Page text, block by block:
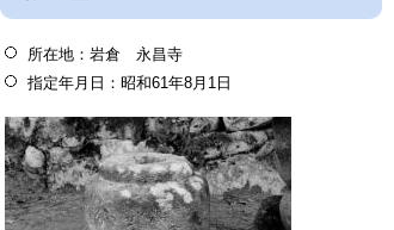
所在地：岩倉 永昌寺
指定年月日：昭和61年8月1日